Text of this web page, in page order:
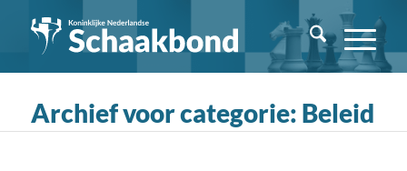
Archief voor categorie: Beleid